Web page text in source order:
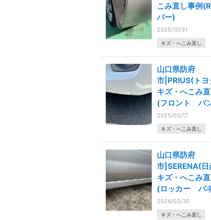
こみ直し事例
パー)
2025/10/31
キズ・へこみ直し
山口県防府
市|PRIUS(トヨ
キズ・へこみ
(フロント バ
2025/03/17
キズ・へこみ直し
山口県防府
市|SERENA(
キズ・へこみ
(ロッカー パ
2024/03/30
キズ・へこみ直し